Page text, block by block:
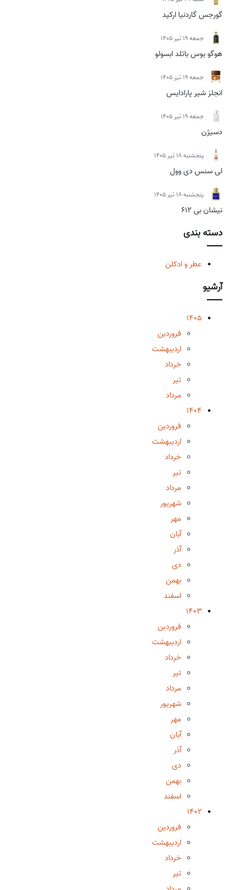
گورجس گاردنیا ارکید
جمعه 19 تیر 1405
هوگو بوس باتلد ابسولو
جمعه 19 تیر 1405
انجلز شیر پارادایس
جمعه 19 تیر 1405
دسیژن
پنجشنبه 18 تیر 1405
لی سنس دی وول
پنجشنبه 18 تیر 1405
نیشان بی 612
دسته بندی
عطر و ادکلن
آرشیو
1405
فروردین
اردیبهشت
خرداد
تیر
مرداد
1404
فروردین
اردیبهشت
خرداد
تیر
مرداد
شهریور
مهر
آبان
آذر
دی
بهمن
اسفند
1403
فروردین
اردیبهشت
خرداد
تیر
مرداد
شهریور
مهر
آبان
آذر
دی
بهمن
اسفند
1402
فروردین
اردیبهشت
خرداد
تیر